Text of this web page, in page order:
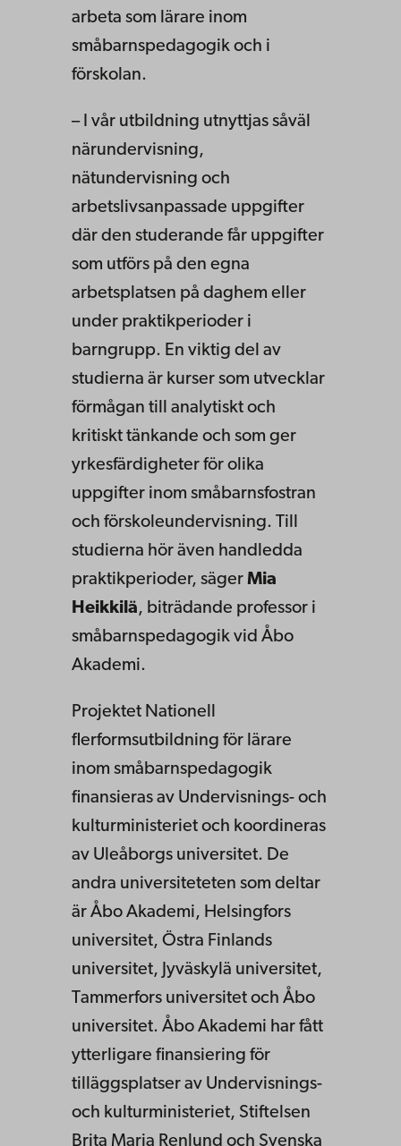
arbeta som lärare inom
småbarnspedagogik och i
förskolan.
– I vår utbildning utnyttjas såväl
närundervisning,
nätundervisning och
arbetslivsanpassade uppgifter
där den studerande får uppgifter
som utförs på den egna
arbetsplatsen på daghem eller
under praktikperioder i
barngrupp. En viktig del av
studierna är kurser som utvecklar
förmågan till analytiskt och
kritiskt tänkande och som ger
yrkesfärdigheter för olika
uppgifter inom småbarnsfostran
och förskoleundervisning. Till
studierna hör även handledda
praktikperioder, säger Mia
Heikkilä, biträdande professor i
småbarnspedagogik vid Åbo
Akademi.
Projektet Nationell
flerformsutbildning för lärare
inom småbarnspedagogik
finansieras av Undervisnings- och
kulturministeriet och koordineras
av Uleåborgs universitet. De
andra universiteteten som deltar
är Åbo Akademi, Helsingfors
universitet, Östra Finlands
universitet, Jyväskylä universitet,
Tammerfors universitet och Åbo
universitet. Åbo Akademi har fått
ytterligare finansiering för
tilläggsplatser av Undervisnings-
och kulturministeriet, Stiftelsen
Brita Maria Renlund och Svenska